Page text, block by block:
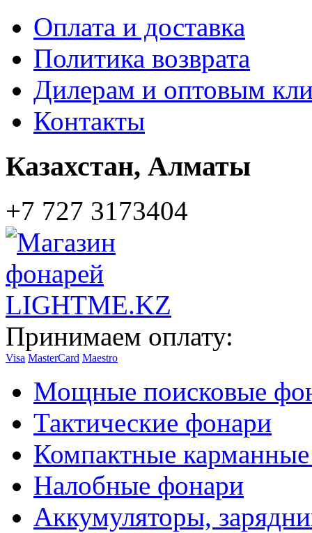
Оплата и доставка
Политика возврата
Дилерам и оптовым
Контакты
Казахстан, Алматы
+7 727 3173404
Принимаем оплату:
Visa MasterCard Maestro
Мощные поисковые
Тактические фонари
Компактные
Налобные фонари
Аккумуляторы,